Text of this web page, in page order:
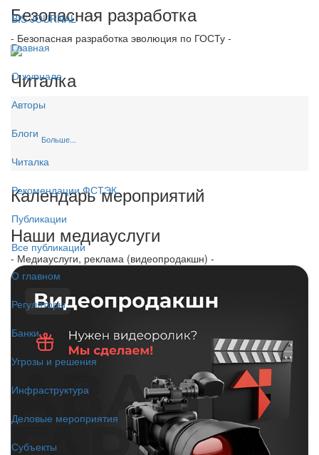
BIS JOURNAL
Главная
О журнале
Авторы
Блоги
Читалка
Рекомендации ФСТЭК
Публикации
Все публикации
О главном
Регуляторы
Банки
Угрозы и решения
Инфраструктура
Деловые мероприятия
Субъекты
Безопасная разработка
- Безопасная разработка эволюция по ГОСТу -
Читалка
Больше...
Календарь мероприятий
Наши медиауслуги
- Медиауслуги, реклама (видеопродакшн) -